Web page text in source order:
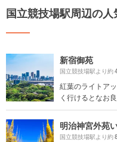
国立競技場駅周辺の人
新宿御苑
国立競技場駅より約
紅葉のライトア
く行けるとなお
明治神宮外苑
国立競技場駅より約